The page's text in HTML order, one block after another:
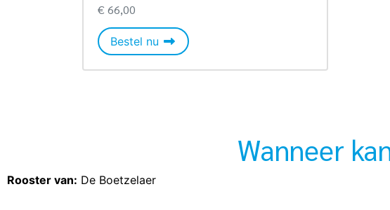
€ 66,00
Bestel nu 4-wekenkaart zwemles ABC
Wanneer
Rooster van: De Boetzelaer